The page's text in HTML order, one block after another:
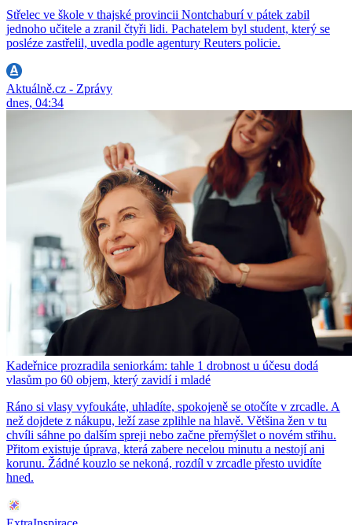
Střelec ve škole v thajské provincii Nontchaburí v pátek zabil
jednoho učitele a zranil čtyři lidi. Pachatelem byl student, který se
posléze zastřelil, uvedla podle agentury Reuters policie.
Aktuálně.cz - Zprávy
dnes, 04:34
Kadeřnice prozradila seniorkám: tahle 1 drobnost u účesu dodá
vlasům po 60 objem, který zavidí i mladé
Ráno si vlasy vyfoukáte, uhladíte, spokojeně se otočíte v zrcadle. A
než dojdete z nákupu, leží zase zplihle na hlavě. Většina žen v tu
chvíli sáhne po dalším spreji nebo začne přemýšlet o novém střihu.
Přitom existuje úprava, která zabere necelou minutu a nestojí ani
korunu. Žádné kouzlo se nekoná, rozdíl v zrcadle přesto uvidíte
hned.